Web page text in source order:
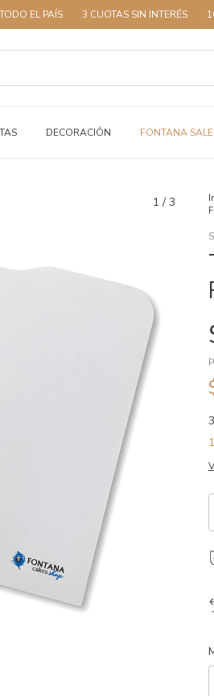
3 CUOTAS SIN INTERÉS 10% OFF
DECORACIÓN FONTANA SALE
1 / 3
3